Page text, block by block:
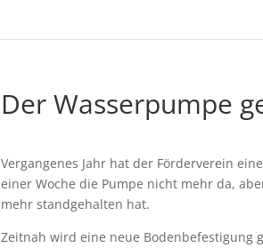
Der Wasserpumpe
Vergangenes Jahr hat der Förderverein
einer Woche die Pumpe nicht mehr da,
mehr standgehalten hat.
Zeitnah wird eine neue Bodenbefestigung